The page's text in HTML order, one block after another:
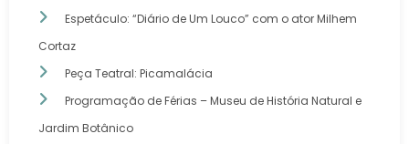
Espetáculo: “Diário de Um Louco” com o ator Milhem
Cortaz
Peça Teatral: Picamalácia
Programação de Férias – Museu de História Natural e
Jardim Botânico